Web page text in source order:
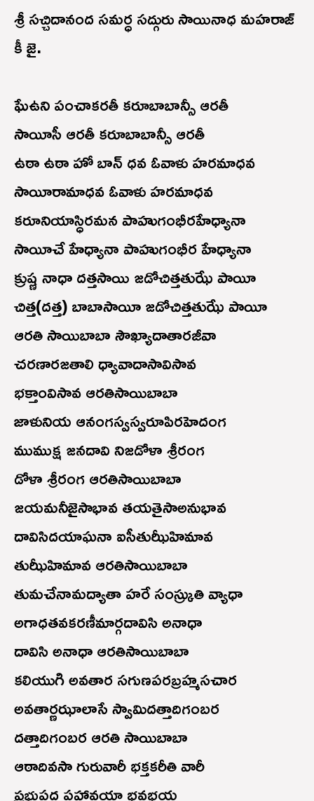
శ్రీ సచ్చిదానంద సమర్ధ సద్గురు సాయినాధ మహరాజ్
కీ జై.
ఘే‌ఉని పంచాకరతీ కరూబాబాన్సీ ఆరతీ
సాయీసీ ఆరతీ కరూబాబాన్సీ ఆరతీ
ఉఠా ఉఠా హో బాన్ ధవ ఓవాళు హరమాధవ
సాయీరామాధవ ఓవాళు హరమాధవ
కరూనియాస్ధిరమన పాహుగంభీరహేధ్యానా
సాయీచే హేధ్యానా పాహుగంభీర హేధ్యానా
క్రుష్ణ నాధా దత్తసాయి జడోచిత్తతుఝే పాయీ
చిత్త(దత్త) బాబాసాయీ జడోచిత్తతుఝే పాయీ
ఆరతి సాయిబాబా సౌఖ్యాదాతారజీవా
చరణారజతాలి ధ్యావాదాసావిసావ
భక్తాంవిసావ ఆరతిసాయిబాబా
జాళునియ ఆనంగస్వస్వరూపిరహెదంగ
ముముక్ష జనదావి నిజడోళా శ్రీరంగ
డోళా శ్రీరంగ ఆరతిసాయిబాబా
జయమనీజైసాభావ తయతైసా‌అనుభావ
దావిసిదయాఘనా ఐసీతుఝీహిమావ
తుఝీహిమావ ఆరతిసాయిబాబా
తుమచేనామద్యాతా హరే సంస్క్రుతి వ్యాధా
అగాధతవకరణీమార్గదావిసి అనాధా
దావిసి అనాధా ఆరతిసాయిబాబా
కలియుగి అవతార సగుణపరబ్రహ్మసచార
అవతార్ణఝాలాసే స్వామిదత్తాదిగంబర
దత్తాదిగంబర ఆరతి సాయిబాబా
ఆఠాదివసా గురువారీ భక్తకరీతి వారీ
ప్రభుపద పహావయా భవభయ